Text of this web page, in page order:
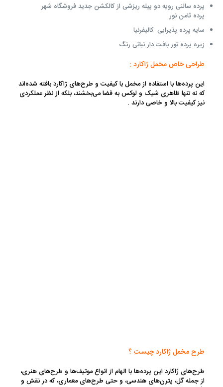
پرده سالنی رویه دو پیله ریزشی از کالکشن جدید فروشگاه شهر
پرده ثامن نور
سایه پرده پذیرایی کالیفرنیا
زیره پرده تور بافت دار نباتی رنگ
طراحی خاص مخمل ژاکارد :
این پرده‌ها با استفاده از مخمل با کیفیت و طرح‌های ژاکارد بافته شده‌اند
که نه تنها ظاهری شیک و لوکس به فضا می‌بخشند، بلکه از نظر عملکردی
نیز کیفیت بالا و خاصی دارند .
طرح مخمل ژاکارد چیست ؟
طرح‌های ژاکارد این پرده‌ها با الهام از انواع موتیف‌ها و طرح‌های هنری،
از جمله گل، پترن‌های هندسی، و حتی طرح‌های معماری، که در نقش و